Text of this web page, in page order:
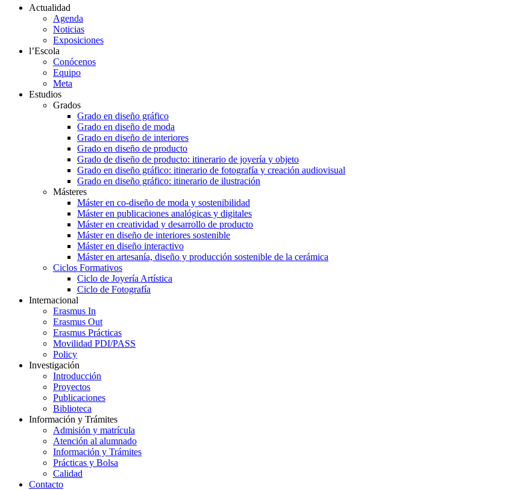
Actualidad
Agenda
Noticias
Exposiciones
l’Escola
Conócenos
Equipo
Meta
Estudios
Grados
Grado en diseño gráfico
Grado en diseño de moda
Grado en diseño de interiores
Grado en diseño de producto
Grado de diseño de producto: itinerario de joyería y objeto
Grado en diseño gráfico: itinerario de fotografía y creación audiovisual
Grado en diseño gráfico: itinerario de ilustración
Másteres
Máster en co-diseño de moda y sostenibilidad
Máster en publicaciones analógicas y digitales
Máster en creatividad y desarrollo de producto
Máster en diseño de interiores sostenible
Máster en diseño interactivo
Máster en artesanía, diseño y producción sostenible de la cerámica
Ciclos Formativos
Ciclo de Joyería Artística
Ciclo de Fotografía
Internacional
Erasmus In
Erasmus Out
Erasmus Prácticas
Movilidad PDI/PASS
Policy
Investigación
Introducción
Proyectos
Publicaciones
Biblioteca
Información y Trámites
Admisión y matrícula
Atención al alumnado
Información y Trámites
Prácticas y Bolsa
Calidad
Contacto